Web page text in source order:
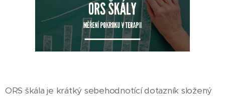
ORS škála je krátký sebehodnotící dotazník složený